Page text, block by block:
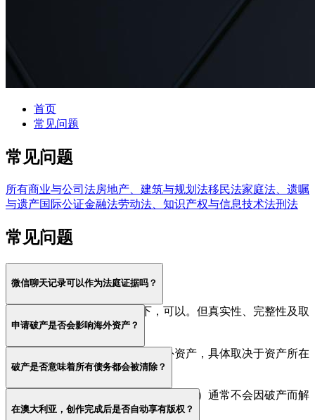
首页
常见问题
常见问题
所有商业与公司法房地产、建筑与规划法移民法家庭法、遗嘱
与遗产国际公证金融法劳动法、知识产权与信息技术法刑法
常见问题
微信聊天记录可以作为法庭证据吗？
在满足相关证据规则的前提下，可以。但真实性、完整性及取
得方式均可能受到质疑。
申请破产是否会影响海外资产？
可能会。破产义务可能延伸至海外资产，具体取决于资产所在
地法律及国际协作机制。
破产是否意味着所有债务都会被清除？
不是。部分债务（如罚款、子女抚养费）通常不会因破产而解
除。
在澳大利亚，创作完成后是否自动享有版权？